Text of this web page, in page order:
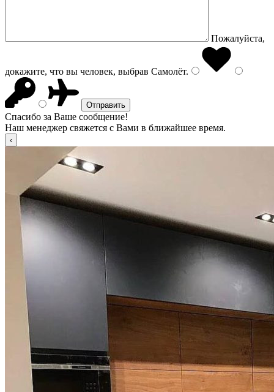
Пожалуйста,
докажите, что вы человек, выбрав Самолёт.
Спасибо за Ваше сообщение!
Наш менеджер свяжется с Вами в ближайшее время.